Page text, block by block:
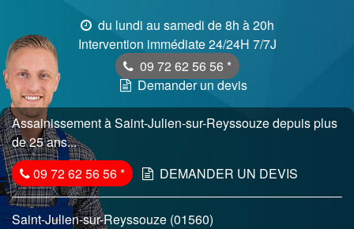
du lundi au samedi de 8h à 20h
Intervention immédiate 24/24H 7/7J
09 72 62 56 56 *
Demander un devis
Assainissement à Saint-Julien-sur-Reyssouze depuis plus
de 25 ans...
09 72 62 56 56* DEMANDER UN DEVIS
Saint-Julien-sur-Reyssouze (01560)